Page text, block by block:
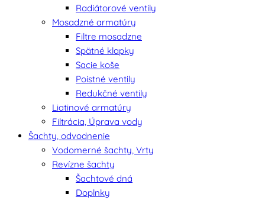
Radiátorové ventily
Mosadzné armatúry
Filtre mosadzne
Spätné klapky
Sacie koše
Poistné ventily
Redukčné ventily
Liatinové armatúry
Filtrácia, Úprava vody
Šachty, odvodnenie
Vodomerné šachty, Vrty
Revízne šachty
Šachtové dná
Doplnky